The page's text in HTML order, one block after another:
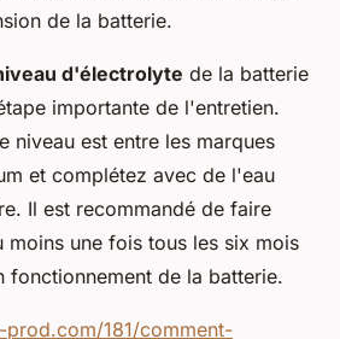
de la batterie.
d'électrolyte de la batterie
importante de l'entretien.
niveau est entre les marques
et complétez avec de l'eau
Il est recommandé de faire
une fois tous les six mois
fonctionnement de la batterie.
181/comment-